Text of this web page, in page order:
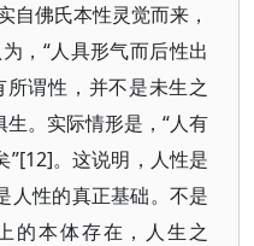
自佛氏本性灵觉而来，
，“人具形气而后性出
谓性，并不是未生之
。实际情形是，“人有
”[12]。这说明，人性是
人性的真正基础。不是
的本体存在，人生之